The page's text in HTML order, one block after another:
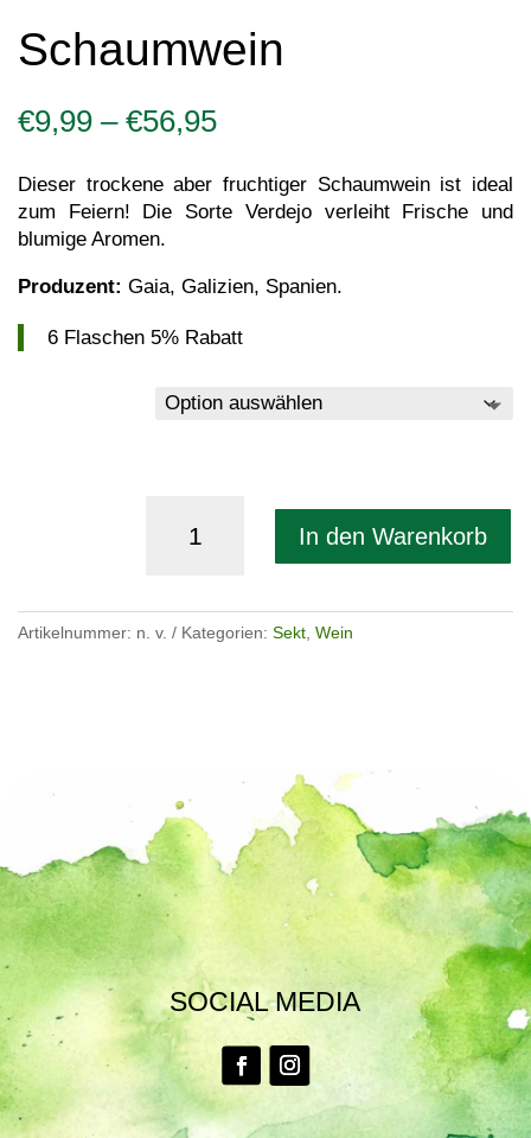
Schaumwein
€9,99 – €56,95Preisspanne:
bis
€56,95
Dieser trockene aber fruchtiger Schaumwein ist ideal
zum Feiern! Die Sorte Verdejo verleiht Frische und
blumige Aromen.
Produzent: Gaia, Galizien, Spanien.
6 Flaschen 5% Rabatt
Schaumwein
Menge
In den Warenkorb
Artikelnummer: n. v. Kategorien: Sekt, Wein
SOCIAL MEDIA